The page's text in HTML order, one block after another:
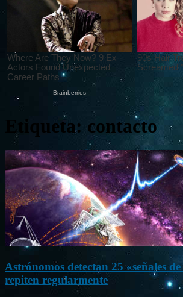
Etiqueta: contacto
Astrónomos detectan 25 «señales
repiten regularmente